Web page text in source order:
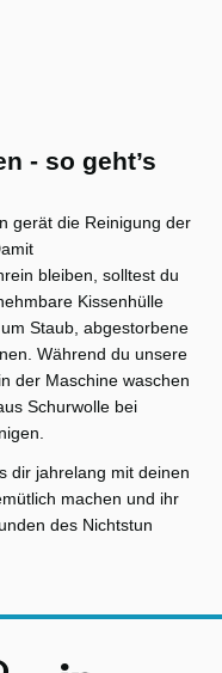
- so geht’s
gerät die Reinigung der
bleiben, solltest du
Kissenhülle
Staub, abgestorbene
Während du unsere
der Maschine waschen
Schurwolle bei
dir jahrelang mit deinen
machen und ihr
des Nichtstun